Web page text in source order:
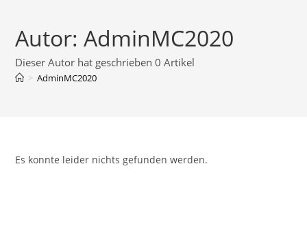
springen
Autor:AdminMC2020
Dieser Autor hat geschrieben 0 Artikel
> AdminMC2020
Es konnte leider nichts gefunden werden.